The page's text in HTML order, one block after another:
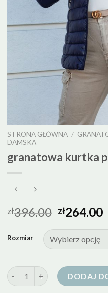
STRONA GŁÓWNA /
DAMSKA
granatowa kurtka
zł396.00 zł264.00
Rozmiar
ilość granatowa kurtkaDODAJ